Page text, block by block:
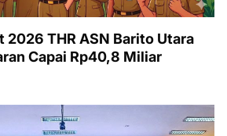
2026 THR ASN Barito Utara
Capai Rp40,8 Miliar